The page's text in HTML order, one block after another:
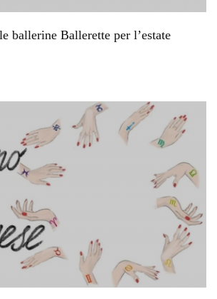
ballerine Ballerette per l’estate